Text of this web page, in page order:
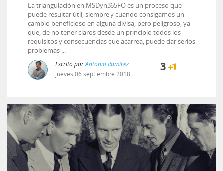
La triangulación en MSDyn365FO es un proceso que
puede resultar útil, siempre y cuando consigamos un
cambio beneficioso en alguna divisa, pero peligroso, ya
que, de no tener claros desde un principio todos los
requisitos y consecuencias que acarrea, puede dar serios
problemas ...
Escrito porAntonio Ramírez
jueves 06septiembre 2018
3